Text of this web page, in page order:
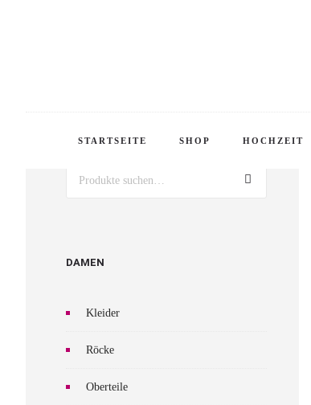
STARTSEITE SHOP HOCHZEIT
Suche
DAMEN
Kleider
Röcke
Oberteile